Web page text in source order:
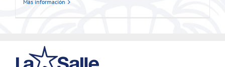
Más información